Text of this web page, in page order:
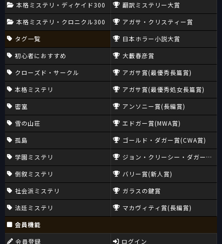
本格ミステリ・ディケイド300
本格ミステリ・クロニクル300
タグ一覧
初心者におすすめ
クローズド・サークル
本格ミステリ
密室
雪の山荘
孤島
学園ミステリ
倒叙ミステリ
社会派ミステリ
法廷ミステリ
翻訳ミステリー大賞
アガサ・クリスティー賞
日本ホラー小説大賞
大藪春彦賞
アガサ賞(最優秀長篇賞)
アガサ賞(最優秀処女長篇賞)
アンソニー賞(長編賞)
エドガー賞(MWA賞)
ゴールド・ダガー賞(CWA賞)
ジョン・クリーシー・ダガー賞
バリー賞(新人賞)
ガラスの鍵賞
マカヴィティ賞(長編賞)
会員機能
会員登録
ログイン